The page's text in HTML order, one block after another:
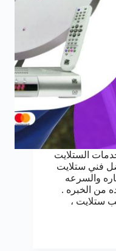
الستلايت
فني ستلايت
والسرعه
من الخبره .
ستلايت ،